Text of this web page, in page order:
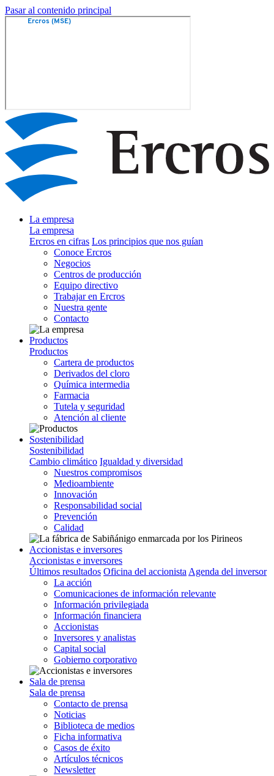
Pasar al contenido principal
La empresa
La empresa
Ercros en cifras Los principios que nos guían
Conoce Ercros
Negocios
Centros de producción
Equipo directivo
Trabajar en Ercros
Nuestra gente
Contacto
Productos
Productos
Cartera de productos
Derivados del cloro
Química intermedia
Farmacia
Tutela y seguridad
Atención al cliente
Sostenibilidad
Sostenibilidad
Cambio climático Igualdad y diversidad
Nuestros compromisos
Medioambiente
Innovación
Responsabilidad social
Prevención
Calidad
Accionistas e inversores
Accionistas e inversores
Últimos resultados Oficina del accionista Agenda del inversor
La acción
Comunicaciones de información relevante
Información privilegiada
Información financiera
Accionistas
Inversores y analistas
Capital social
Gobierno corporativo
Sala de prensa
Sala de prensa
Contacto de prensa
Noticias
Biblioteca de medios
Ficha informativa
Casos de éxito
Artículos técnicos
Newsletter